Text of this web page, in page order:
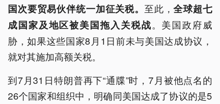
国次要贸易伙伴统一加征关税。 至此，全球超七
成国家及地区被美国拖入关税战。美国政府威
胁，如果这些国家8月1日前未与美国达成协议，
就对其施加高额关税。
到7月31日特朗普再下“通牒”时，7月被他点名的
26个国家和组织中，明确同美国达成了协议的是5